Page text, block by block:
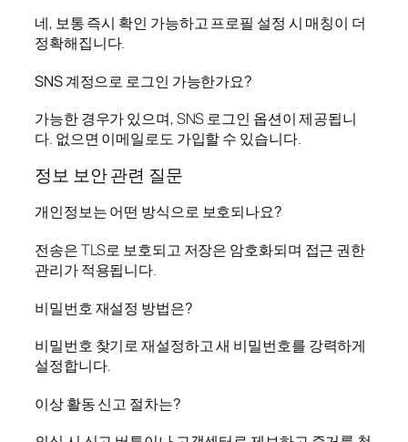
네, 보통 즉시 확인 가능하고 프로필 설정 시 매칭이 더
정확해집니다.
SNS 계정으로 로그인 가능한가요?
가능한 경우가 있으며, SNS 로그인 옵션이 제공됩니
다. 없으면 이메일로도 가입할 수 있습니다.
정보 보안 관련 질문
개인정보는 어떤 방식으로 보호되나요?
전송은 TLS로 보호되고 저장은 암호화되며 접근 권한
관리가 적용됩니다.
비밀번호 재설정 방법은?
비밀번호 찾기로 재설정하고 새 비밀번호를 강력하게
설정합니다.
이상 활동 신고 절차는?